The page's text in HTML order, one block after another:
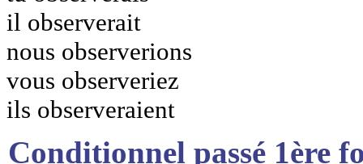
il observerait
nous observerions
vous observeriez
ils observeraient
Conditionnel passé 1ère